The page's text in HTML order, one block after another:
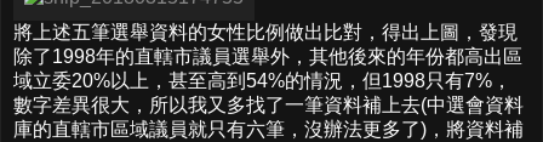
將上述五筆選舉資料的女性比例做出比對，得出上圖，發現
除了1998年的直轄市議員選舉外，其他後來的年份都高出區
域立委20%以上，甚至高到54%的情況，但1998只有7%，
數字差異很大，所以我又多找了一筆資料補上去(中選會資料
庫的直轄市區域議員就只有六筆，沒辦法更多了)，將資料補